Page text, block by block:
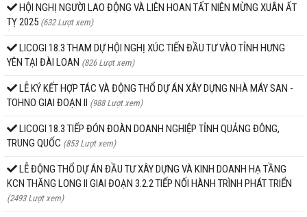
HỘI NGHỊ NGƯỜI LAO ĐỘNG VÀ LIÊN HOAN TẤT NIÊN MỪNG XUÂN ẤT
TỴ 2025 (632 Lượt xem)
LICOGI 18.3 THAM DỰ HỘI NGHỊ XÚC TIẾN ĐẦU TƯ VÀO TỈNH HƯNG
YÊN TẠI ĐÀI LOAN (826 Lượt xem)
LỄ KÝ KẾT HỢP TÁC VÀ ĐỘNG THỔ DỰ ÁN XÂY DỰNG NHÀ MÁY SAN -
TOHNO GIAI ĐOẠN II (988 Lượt xem)
LICOGI 18.3 TIẾP ĐÓN ĐOÀN DOANH NGHIỆP TỈNH QUẢNG ĐÔNG,
TRUNG QUỐC (853 Lượt xem)
LỄ ĐỘNG THỔ DỰ ÁN ĐẦU TƯ XÂY DỰNG VÀ KINH DOANH HẠ TẦNG
KCN THĂNG LONG II GIAI ĐOẠN 3.2.2 TIẾP NỐI HÀNH TRÌNH PHÁT TRIỂN
(2493 Lượt xem)